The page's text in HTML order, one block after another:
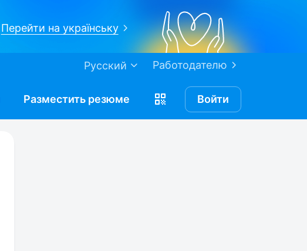
Перейти на українську
Работодателю
Русский
Разместить резюме Войти